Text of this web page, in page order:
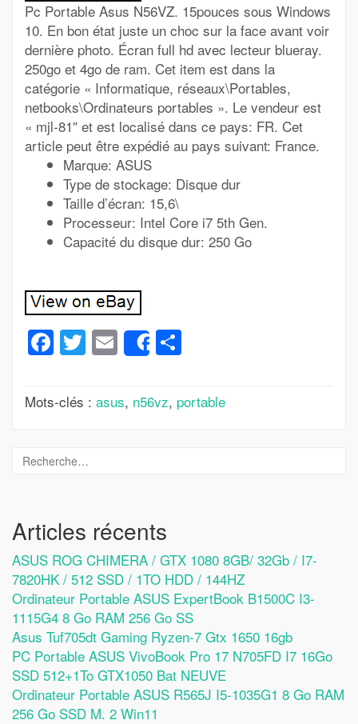
Pc Portable Asus N56VZ. 15pouces sous Windows
10. En bon état juste un choc sur la face avant voir
dernière photo. Écran full hd avec lecteur blueray.
250go et 4go de ram. Cet item est dans la
catégorie « Informatique, réseaux\Portables,
netbooks\Ordinateurs portables ». Le vendeur est
« mjl-81″ et est localisé dans ce pays: FR. Cet
article peut être expédié au pays suivant: France.
Marque: ASUS
Type de stockage: Disque dur
Taille d’écran: 15,6\
Processeur: Intel Core i7 5th Gen.
Capacité du disque dur: 250 Go
Facebook
Twitter
Email
Share
Mots-clés : asus, n56vz, portable
Articles récents
ASUS ROG CHIMERA / GTX 1080 8GB/ 32Gb / I7-
7820HK / 512 SSD / 1TO HDD / 144HZ
Ordinateur Portable ASUS ExpertBook B1500C I3-
1115G4 8 Go RAM 256 Go SS
Asus Tuf705dt Gaming Ryzen-7 Gtx 1650 16gb
PC Portable ASUS VivoBook Pro 17 N705FD I7 16Go
SSD 512+1To GTX1050 Bat NEUVE
Ordinateur Portable ASUS R565J I5-1035G1 8 Go RAM
256 Go SSD M. 2 Win11